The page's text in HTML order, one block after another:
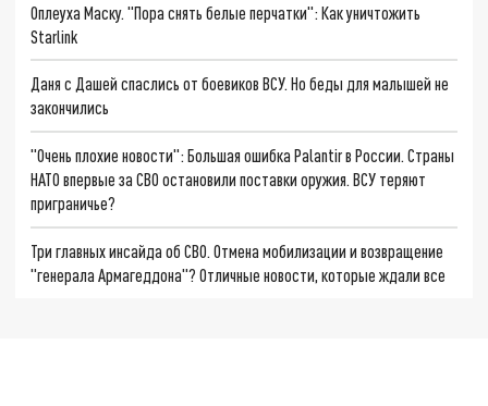
Оплеуха Маску. "Пора снять белые перчатки": Как уничтожить
Starlink
Даня с Дашей спаслись от боевиков ВСУ. Но беды для малышей не
закончились
"Очень плохие новости": Большая ошибка Palantir в России. Страны
НАТО впервые за СВО остановили поставки оружия. ВСУ теряют
приграничье?
Три главных инсайда об СВО. Отмена мобилизации и возвращение
"генерала Армагеддона"? Отличные новости, которые ждали все